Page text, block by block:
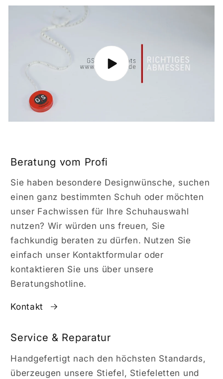
Beratung vom Profi
Sie haben besondere Designwünsche, suchen
einen ganz bestimmten Schuh oder möchten
unser Fachwissen für Ihre Schuhauswahl
nutzen? Wir würden uns freuen, Sie
fachkundig beraten zu dürfen. Nutzen Sie
einfach unser Kontaktformular oder
kontaktieren Sie uns über unsere
Beratungshotline.
Kontakt
Service & Reparatur
Handgefertigt nach den höchsten Standards,
überzeugen unsere Stiefel, Stiefeletten und